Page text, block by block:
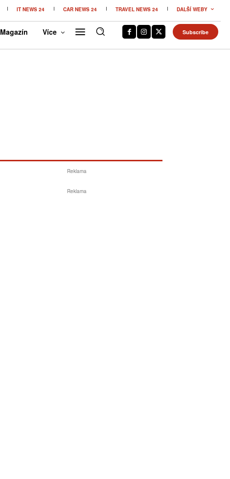
IT NEWS 24 CAR NEWS 24 TRAVEL NEWS 24 DALŠÍ WEBY
Magazín Více Subscribe
Reklama
Reklama